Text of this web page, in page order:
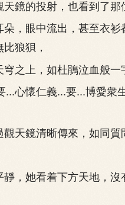
的投射，也看到了那
眼中流出，甚至衣衫
狼狽，
上，如杜鵑泣血般一
心懷仁義...要...博愛衆
鏡清晰傳來，如同質
她看着下方天地，沒